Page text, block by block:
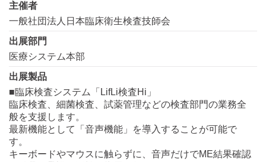
主催者
一般社団法人日本臨床衛生検査技師会
出展部門
医療システム本部
出展製品
■臨床検査システム「LifLi検査Hi」
臨床検査、細菌検査、試薬管理などの検査部門の業務全
般を支援します。
最新機能として「音声機能」を導入することが可能で
す。
キーボードやマウスに触らずに、音声だけでME結果確認